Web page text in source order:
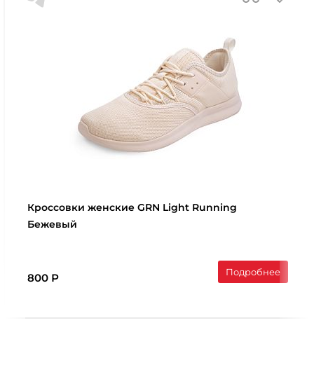
Кроссовки женские GRN Light Running
Бежевый
800 Р Подробнее